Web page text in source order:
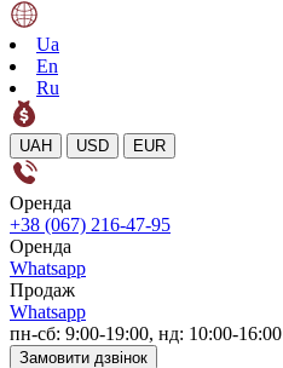
Ua
En
Ru
UAH USD EUR
Оренда
+38 (067) 216-47-95
Оренда
Whatsapp
Продаж
Whatsapp
пн-сб: 9:00-19:00, нд: 10:00-16:00
Замовити дзвінок